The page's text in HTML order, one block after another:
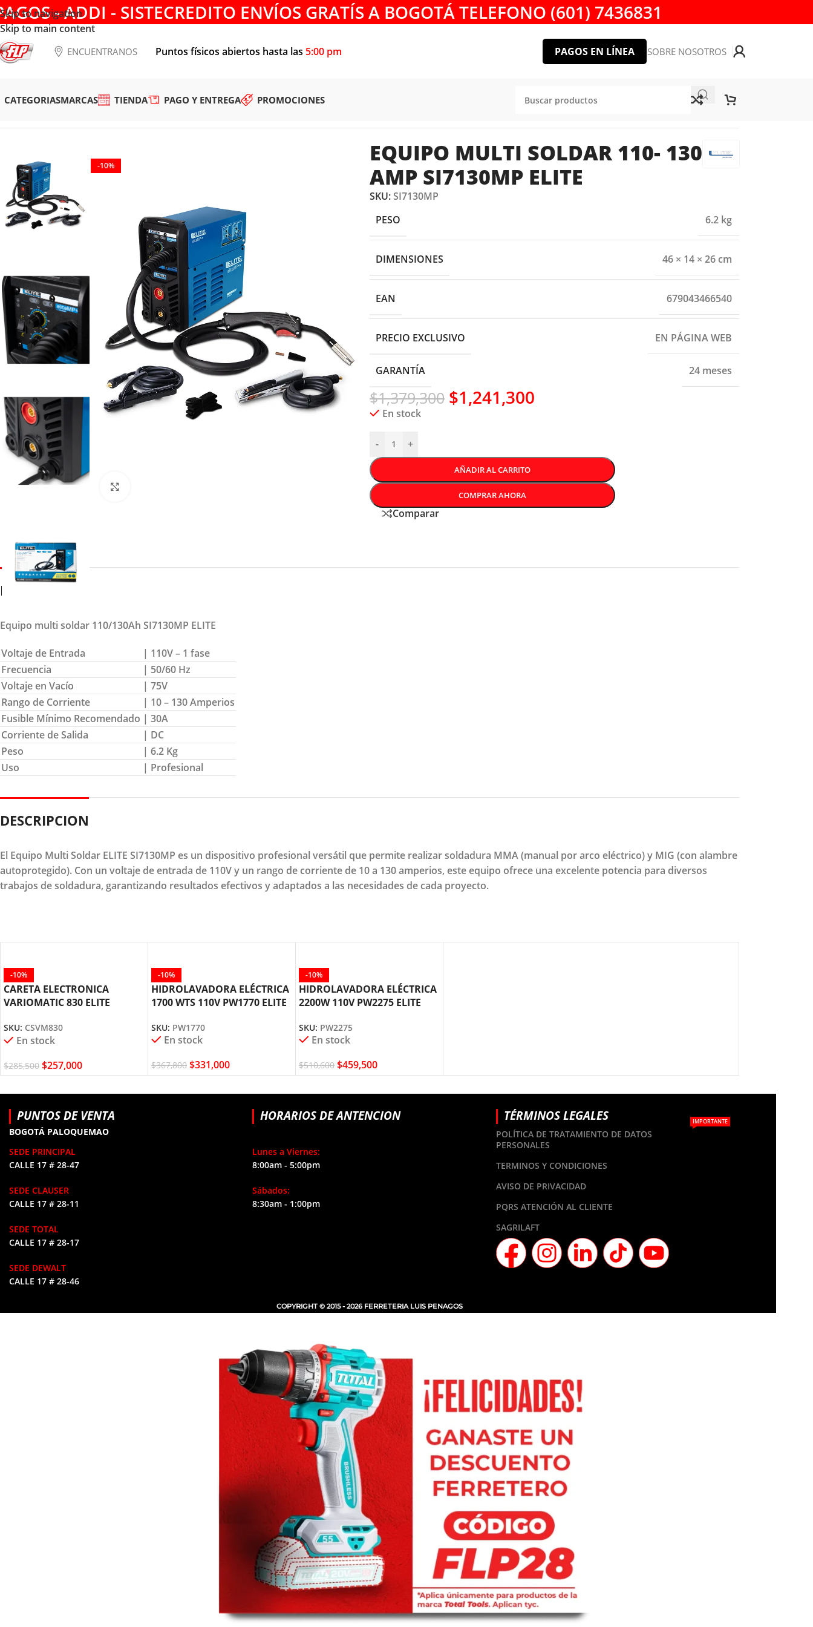
Skip to navigation
Skip to main content
- ADDI - SISTECREDITO ENVÍOS GRATÍS A BOGOTÁ TELEFONO (601) 7436831
ENCUENTRANOS Puntos físicos abiertos hasta las 5:00 pm PAGOS EN LÍNEA SOBRE NOSOTROS
CATEGORIASMARCAS TIENDA PAGO Y ENTREGA PROMOCIONES
-10%
EQUIPO MULTI SOLDAR 110- 130
AMP SI7130MP ELITE
SKU:SI7130MP
PESO
6.2 kg
DIMENSIONES 46 × 14 × 26 cm
EAN 679043466540
PRECIO EXCLUSIVO EN PÁGINA WEB
GARANTÍA 24 meses
$1,379,300 $1,241,300
En stock
- +
AÑADIR AL CARRITO
COMPRAR AHORA
Comparar
DETALLES
Equipo multi soldar 110/130Ah SI7130MP ELITE
Voltaje de Entrada
| 110V – 1 fase
Frecuencia
| 50/60 Hz
Voltaje en Vacío
| 75V
Rango de Corriente
| 10 – 130 Amperios
Fusible Mínimo Recomendado | 30A
Corriente de Salida
| DC
Peso
| 6.2 Kg
Uso
| Profesional
DESCRIPCION
El Equipo Multi Soldar ELITE SI7130MP es un dispositivo profesional versátil que permite realizar soldadura MMA (manual por arco eléctrico) y MIG (con alambre
autoprotegido). Con un voltaje de entrada de 110V y un rango de corriente de 10 a 130 amperios, este equipo ofrece una excelente potencia para diversos
trabajos de soldadura, garantizando resultados efectivos y adaptados a las necesidades de cada proyecto.
-10%
CARETA ELECTRONICA
VARIOMATIC 830 ELITE
SKU: CSVM830
En stock
$285,500 $257,000
-10%
HIDROLAVADORA ELÉCTRICA
1700 WTS 110V PW1770 ELITE
SKU: PW1770
En stock
$367,800 $331,000
-10%
HIDROLAVADORA ELÉCTRICA
2200W 110V PW2275 ELITE
SKU: PW2275
En stock
$510,600 $459,500
PUNTOS DE VENTA
BOGOTÁ PALOQUEMAO
SEDE PRINCIPAL
CALLE 17 # 28-47
SEDE CLAUSER
CALLE 17 # 28-11
SEDE TOTAL
CALLE 17 # 28-17
SEDE DEWALT
CALLE 17 # 28-46
HORARIOS DE ANTENCION
Lunes a Viernes:
8:00am - 5:00pm
Sábados:
8:30am - 1:00pm
TÉRMINOS LEGALES
POLÍTICA DE TRATAMIENTO DE DATOS
PERSONALES
IMPORTANTE
TERMINOS Y CONDICIONES
AVISO DE PRIVACIDAD
PQRS ATENCIÓN AL CLIENTE
SAGRILAFT
COPYRIGHT © 2015 - 2026 FERRETERIA LUIS PENAGOS